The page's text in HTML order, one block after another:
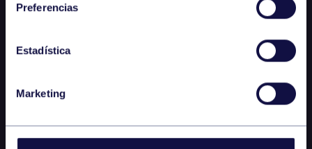
Preferencias
Estadística
Marketing